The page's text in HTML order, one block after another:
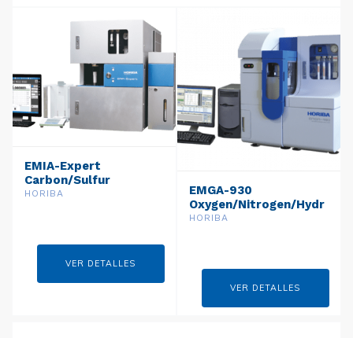
EMIA-Expert
Carbon/Sulfur
Analyzer
HORIBA
VER DETALLES
EMGA-930
Oxygen/Nitrogen/Hydr
ogen Analyzer
HORIBA
VER DETALLES